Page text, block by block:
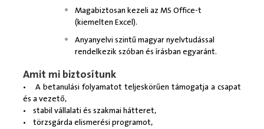
Magabiztosan kezeli az MS Office-t
(kiemelten Excel).
Anyanyelvi szintű magyar nyelvtudással
rendelkezik szóban és írásban egyaránt.
Amit mi biztosítunk
• A betanulási folyamatot teljeskörűen támogatja a csapat
és a vezető,
• stabil vállalati és szakmai hátteret,
• törzsgárda elismerési programot,